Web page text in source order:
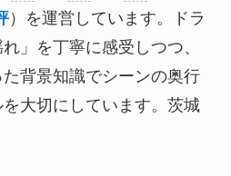
）を運営しています。ドラ
」を丁寧に感受しつつ、
背景知識でシーンの奥行
大切にしています。茨城